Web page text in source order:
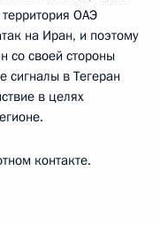
ОАЭ
на Иран, и поэтому
со своей стороны
сигналы в Тегеран
в целях
контакте.